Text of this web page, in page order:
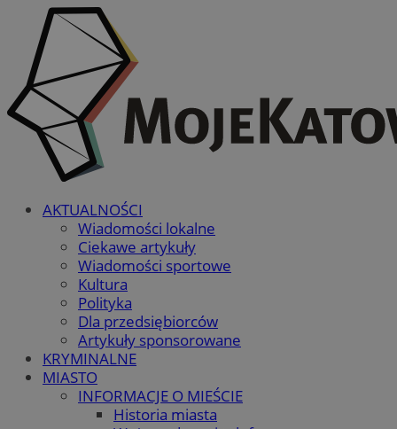
AKTUALNOŚCI
Wiadomości lokalne
Ciekawe artykuły
Wiadomości sportowe
Kultura
Polityka
Dla przedsiębiorców
Artykuły sponsorowane
KRYMINALNE
MIASTO
INFORMACJE O MIEŚCIE
Historia miasta